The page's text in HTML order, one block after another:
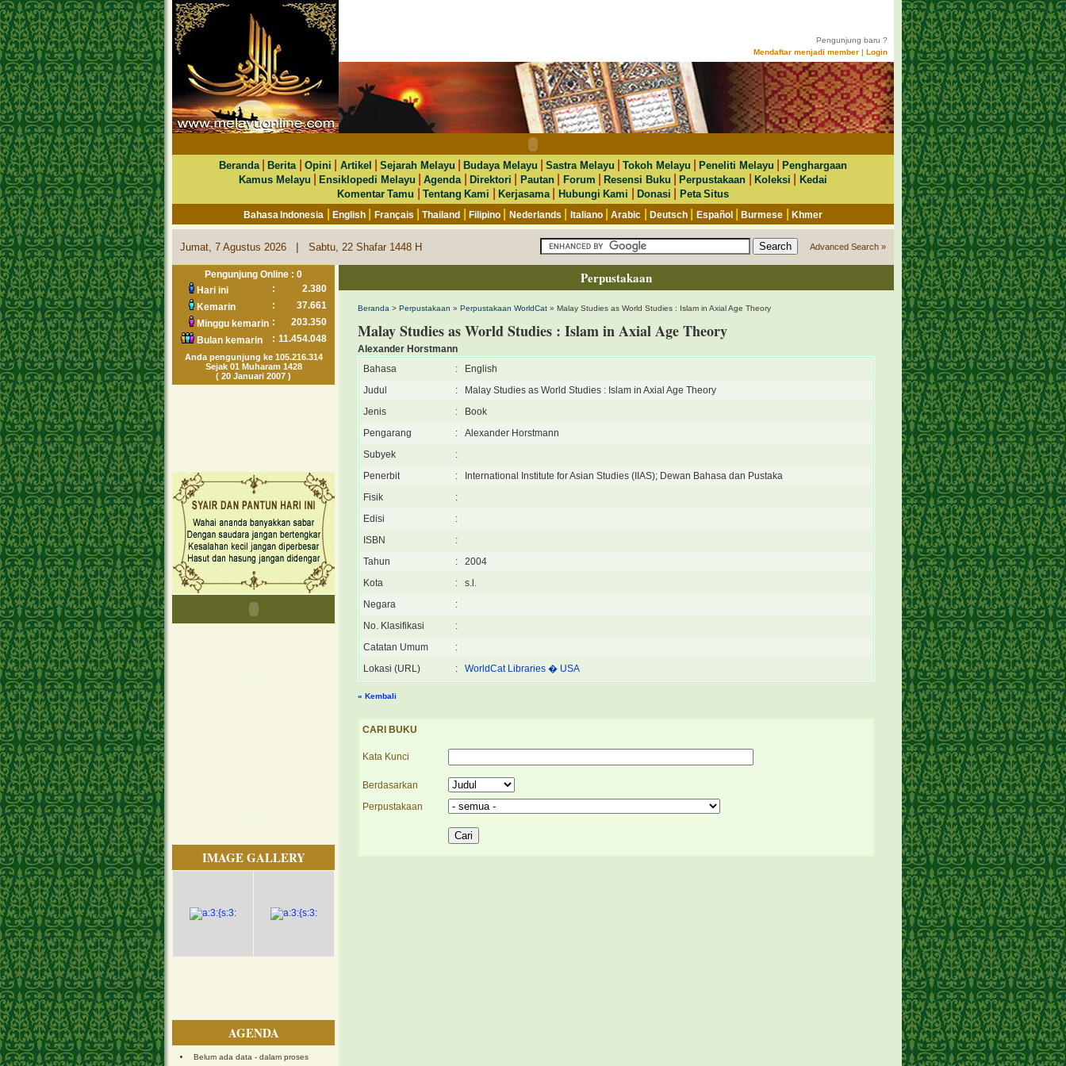
Pengunjung baru ?
Mendaftar menjadi member | Login
Beranda|Berita Opini Artikel |Sejarah Melayu |Budaya Melayu |Sastra Melayu |Tokoh Melayu |Peneliti Melayu |Penghargaan
Kamus Melayu
|Ensiklopedi Melayu |Agenda |Direktori Pautan| Forum |Resensi Buku |Perpustakaan Koleksi
Kedai
Komentar Tamu
|Tentang Kami |Kerjasama Hubungi Kami Donasi Peta Situs
Bahasa Indonesia |English Français |Thailand |Filipino Nederlands Italiano|Arabic Deutsch| Español|Burmese Khmer
Jumat, 7 Agustus 2026 | Sabtu, 22 Shafar 1448 H Advanced Search »
Pengunjung Online : 0
Hari ini
:
2.380
Kemarin
:
37.661
Minggu kemarin :
203.350
Bulan kemarin
: 11.454.048
Anda pengunjung ke 105.216.314
Sejak 01 Muharam 1428
( 20 Januari 2007 )
IMAGE GALLERY
AGENDA
Belum ada data - dalam proses
Perpustakaan
Beranda > Perpustakaan » Perpustakaan WorldCat » Malay Studies as World Studies : Islam in Axial Age Theory
Malay Studies as World Studies : Islam in Axial Age Theory
Alexander Horstmann
Bahasa
:
English
Judul
:
Malay Studies as World Studies : Islam in Axial Age Theory
Jenis
:
Book
Pengarang
:
Alexander Horstmann
Subyek
:
Penerbit
:
International Institute for Asian Studies (IIAS); Dewan Bahasa dan Pustaka
Fisik
:
Edisi
:
ISBN
:
Tahun
:
2004
Kota
:
s.l.
Negara
:
No. Klasifikasi
:
Catatan Umum
:
Lokasi (URL)
: WorldCat Libraries � USA
« Kembali
CARI BUKU
Kata Kunci
Berdasarkan
Perpustakaan